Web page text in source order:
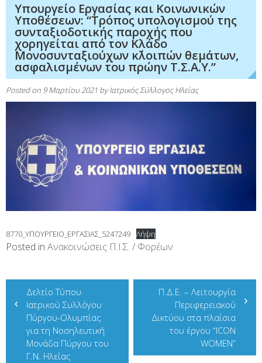
Υπουργείο Εργασίας και Κοινωνικών
Υποθέσεων: “Τρόπος υπολογισμού της
συνταξιοδοτικής παροχής που
χορηγείται από τον Κλάδο
Μονοσυνταξιούχων κ΄λοιπών θεμάτων,
ασφαλισμένων του πρώην Τ.Σ.Α.Υ.”
Posted on 9 Μαρτίου 2021 byΙατρικός Σύλλογος Ηλείας
8770_ΥΠΟΥΡΓΕΙΟ_ΕΡΓΑΣΙΑΣ_5247249 Λήψη
Posted in Ανακοινώσεις Π.Ι.Σ. / Φορέων
Πλοήγηση
άρθρων
Δελτίο Τύπου
Ιατρικού Συλλόγου
Πύργου-Ολυμπίας
για τη Νοσηλευτική
Μονάδα Πύργου του
Γ.Ν. Ηλείας
Π.Δ.Ε. – Λειτουργία
Περιφερειακού
Δικτύου στα πλαίσια
του έργου “ICON
WOMEN”